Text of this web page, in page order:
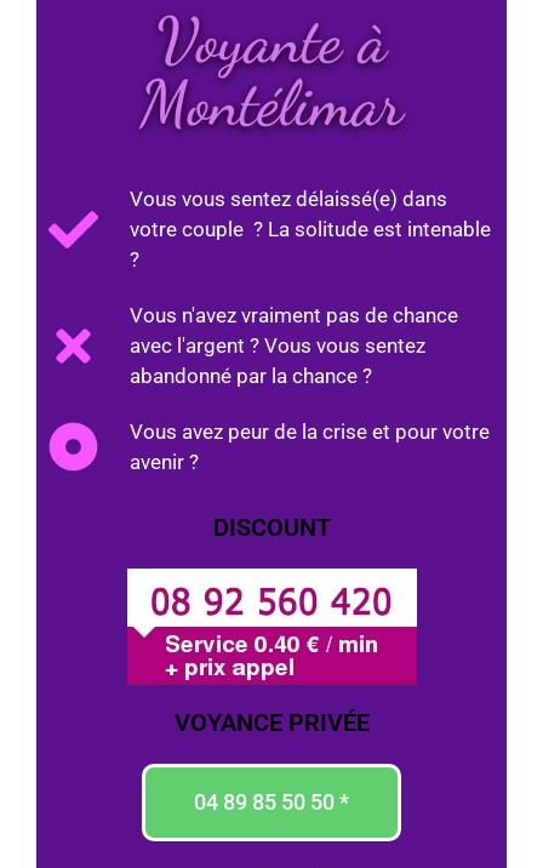
Voyante à
Montélimar
Vous vous sentez délaissé(e) dans
votre couple ? La solitude est intenable
?
Vous n'avez vraiment pas de chance
avec l'argent ? Vous vous sentez
abandonné par la chance ?
Vous avez peur de la crise et pour votre
avenir ?
DISCOUNT
VOYANCE PRIVÉE
04 89 85 50 50 *